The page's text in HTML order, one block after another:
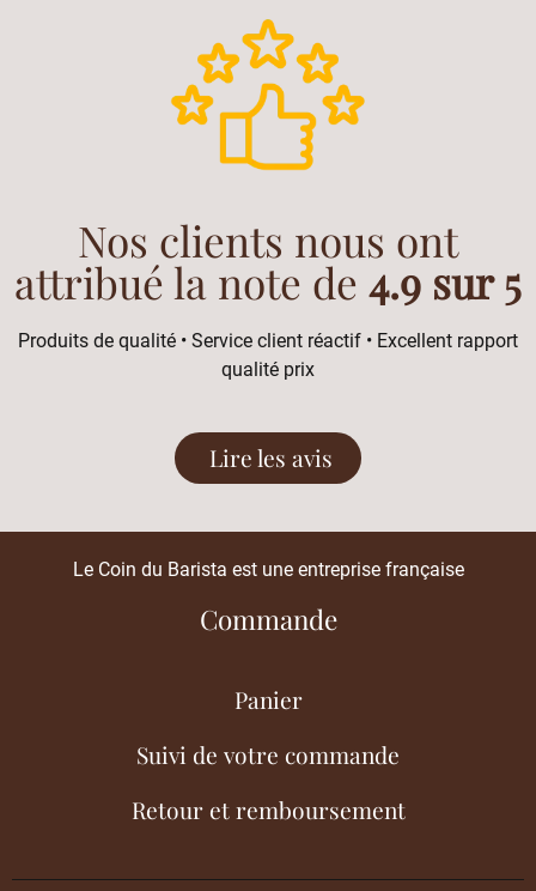
Nos clients nous ont
attribué la note de 4.9 sur 5
Produits de qualité • Service client réactif • Excellent rapport
qualité prix
Lire les avis
Le Coin du Barista est une entreprise française
Commande
Panier
Suivi de votre commande
Retour et remboursement